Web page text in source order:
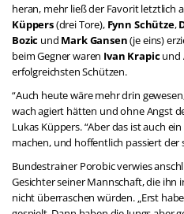
heran, mehr ließ der Favorit letztlich
Küppers(drei Tore), Fynn Schütze,
Bozic und Mark Gansen(je eins)
beim Gegner waren Ivan Krapicund
erfolgreichsten Schützen.
“Auch heute wäre mehr drin
wach agiert hätten und ohne Angst
Lukas Küppers. “Aber das ist auch
machen, und hoffentlich passiert der
Bundestrainer Porobic verwies
Gesichter seiner Mannschaft, die ihn
nicht überraschen würden. „Erst